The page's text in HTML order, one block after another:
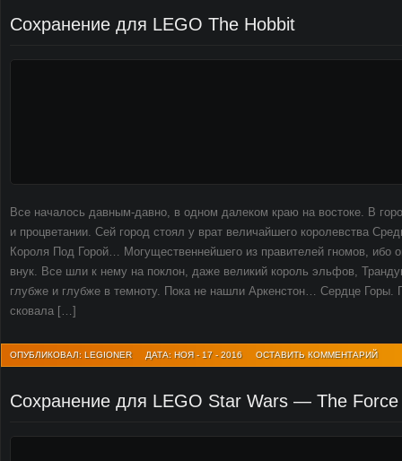
Сохранение для LEGO The Hobbit
Все началось давным-давно, в одном далеком краю на востоке. В
и процветании. Сей город стоял у врат величайшего королевства
Короля Под Горой… Могущественнейшего из правителей гномов, ибо
внук. Все шли к нему на поклон, даже великий король эльфов,
глубже и глубже в темноту. Пока не нашли Аркенстон… Сердце Горы.
сковала […]
ОПУБЛИКОВАЛ: LEGIONER ДАТА: НОЯ - 17 - 2016 ОСТАВИТЬ КОММЕНТАРИЙ
Сохранение для LEGO Star Wars — The Force